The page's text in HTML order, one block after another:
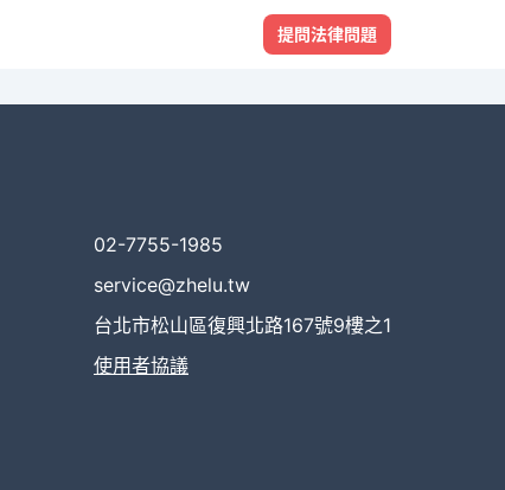
提問法律問題
02-7755-1985
service@zhelu.tw
台北市松山區復興北路167號9樓之1
使用者協議